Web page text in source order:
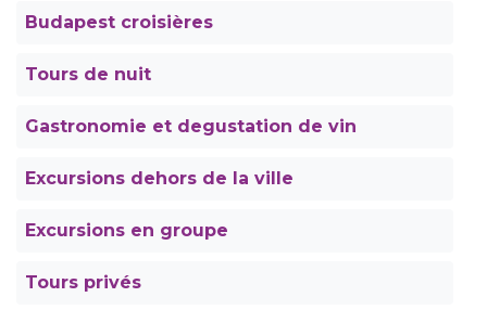
Budapest croisières
Tours de nuit
Gastronomie et degustation de vin
Excursions dehors de la ville
Excursions en groupe
Tours privés